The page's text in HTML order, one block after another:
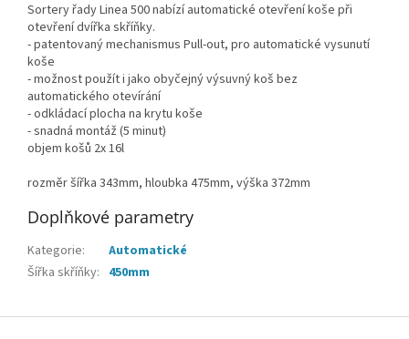
Sortery řady Linea 500 nabízí automatické otevření koše při
otevření dvířka skříňky.
- patentovaný mechanismus Pull-out, pro automatické vysunutí
koše
- možnost použít i jako obyčejný výsuvný koš bez
automatického otevírání
- odkládací plocha na krytu koše
- snadná montáž (5 minut)
objem košů 2x 16l
rozměr šířka 343mm, hloubka 475mm, výška 372mm
Doplňkové parametry
Kategorie:
Automatické
Šířka skříňky: 450mm
Z